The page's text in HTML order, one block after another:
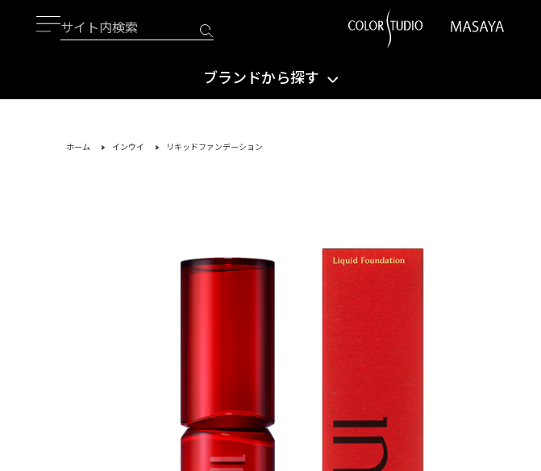
ブランドから探す
ホーム インウイ リキッドファンデーション